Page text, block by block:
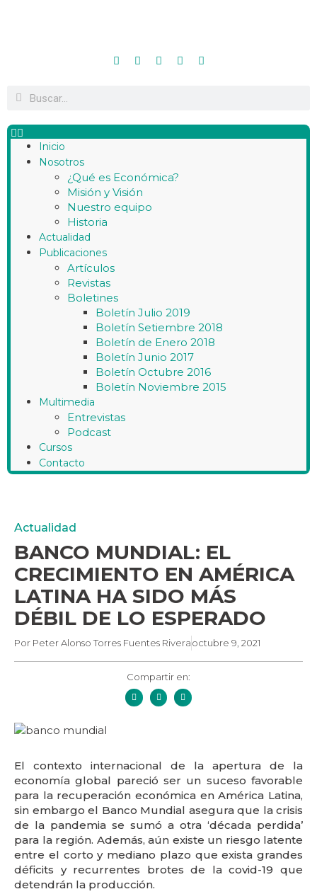
Inicio
Nosotros
¿Qué es Económica?
Misión y Visión
Nuestro equipo
Historia
Actualidad
Publicaciones
Artículos
Revistas
Boletines
Boletín Julio 2019
Boletín Setiembre 2018
Boletín de Enero 2018
Boletín Junio 2017
Boletín Octubre 2016
Boletín Noviembre 2015
Multimedia
Entrevistas
Podcast
Cursos
Contacto
Actualidad
BANCO MUNDIAL: EL
CRECIMIENTO EN AMÉRICA
LATINA HA SIDO MÁS
DÉBIL DE LO ESPERADO
Por Peter Alonso Torres Fuentes Riveraoctubre 9, 2021
Compartir en:
El contexto internacional de la apertura de la
economía global pareció ser un suceso favorable
para la recuperación económica en América Latina,
sin embargo el Banco Mundial asegura que la crisis
de la pandemia se sumó a otra ‘década perdida’
para la región. Además, aún existe un riesgo latente
entre el corto y mediano plazo que exista grandes
déficits y recurrentes brotes de la covid-19 que
detendrán la producción.